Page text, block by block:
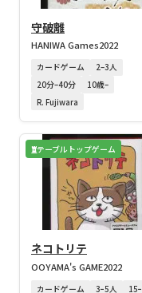
守破離
HANIWA Games2022
カードゲーム
2–3人
20分–40分
10歳–
R. Fujiwara
テーブルトップゲーム
ネコトリテ
OOYAMA's GAME2022
カードゲーム 3ｰ5人 15ｰ